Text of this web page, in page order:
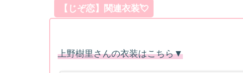
【じぞ恋】関連衣装💘
上野樹里さんの衣装はこちら▼